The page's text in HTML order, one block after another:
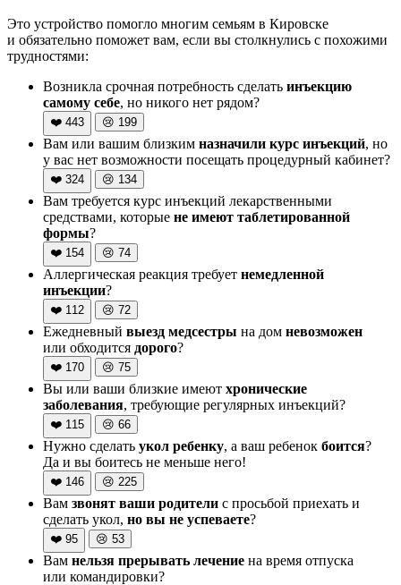
Это устройство помогло многим семьям в Кировске
и обязательно поможет вам, если вы столкнулись с похожими
трудностями:
Возникла срочная потребность сделать инъекцию
самому себе, но никого нет рядом?
❤️ 443 😢 199
Вам или вашим близким назначили курс инъекций, но
у вас нет возможности посещать процедурный кабинет?
❤️ 324 😢 134
Вам требуется курс инъекций лекарственными
средствами, которые не имеют таблетированной
формы?
❤️ 154 😢 74
Аллергическая реакция требует немедленной
инъекции?
❤️ 112 😢 72
Ежедневный выезд медсестры на дом невозможен
или обходится дорого?
❤️ 170 😢 75
Вы или ваши близкие имеют хронические
заболевания, требующие регулярных инъекций?
❤️ 115 😢 66
Нужно сделать укол ребенку, а ваш ребенок боится?
Да и вы боитесь не меньше него!
❤️ 146 😢 225
Вам звонят ваши родители с просьбой приехать и
сделать укол, но вы не успеваете?
❤️ 95 😢 53
Вам нельзя прерывать лечение на время отпуска
или командировки?